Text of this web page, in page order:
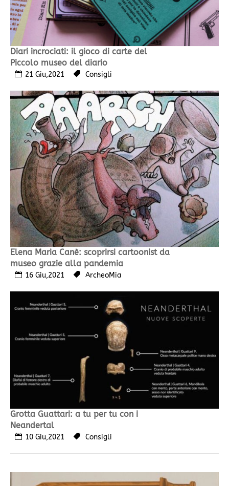
Diari incrociati: il gioco di carte del
Piccolo museo del diario
21 Giu,2021 Consigli
Elena Maria Canè: scoprirsi cartoonist da
museo grazie alla pandemia
16 Giu,2021 ArcheoMia
Grotta Guattari: a tu per tu con i
Neandertal
10 Giu,2021 Consigli